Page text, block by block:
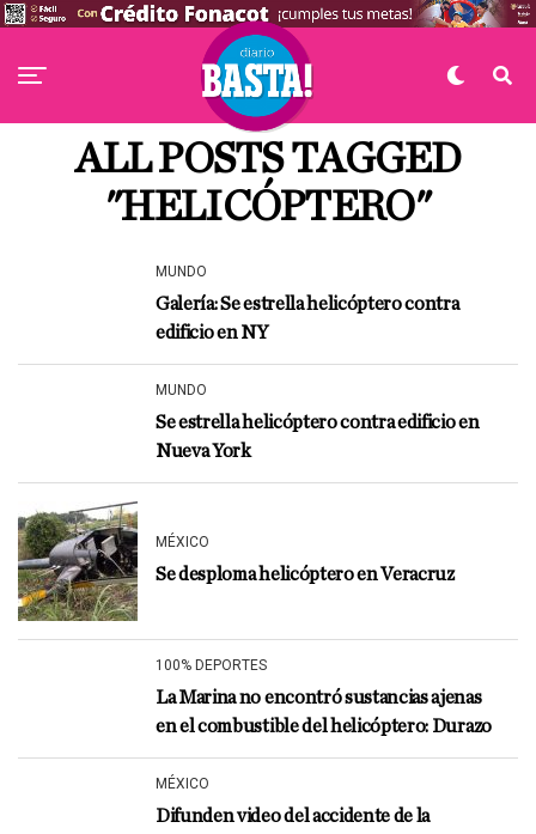
ALL POSTS TAGGED
"HELICÓPTERO"
MUNDO
Galería: Se estrella helicóptero contra
edificio en NY
MUNDO
Se estrella helicóptero contra edificio en
Nueva York
MÉXICO
Se desploma helicóptero en Veracruz
100% DEPORTES
La Marina no encontró sustancias ajenas
en el combustible del helicóptero: Durazo
MÉXICO
Difunden video del accidente de la